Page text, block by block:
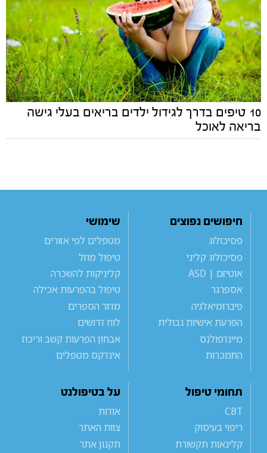
10 טיפים בדרך לגידול ילדים בריאים בעלי גישה
בריאה לאוכל
חיפושים נפוצים
פסיכולוג
פסיכולוג קליני
אוטיזם | ASD
אספרגר
פיברומיאלגיה
הפרעת אישיות גבולית
מיינדפולנס
התמכרות
שימושי
מטפלים לפי אזורים
טיפול מוזל
קליניקות להשכרה
טיפול בהפרעות אכילה
מדור הספרים
לוח דרושים
אבחון הפרעות קשב וריכוז
אינדקס מטפלים
תחומי טיפול
CBT
ריפוי בעיסוק
קלינאות תקשורת
על בטיפולנט
אודות
צוות האתר
תקנון אתר